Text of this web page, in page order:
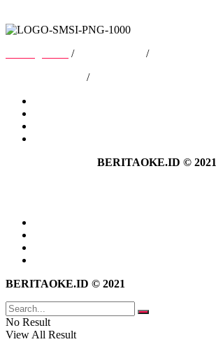
/
/
/
BERITAOKE.ID © 2021
BERITAOKE.ID © 2021
No Result
View All Result